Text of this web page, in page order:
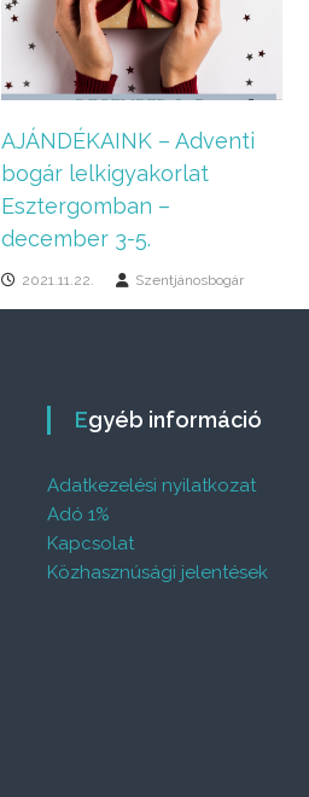
AJÁNDÉKAINK – Adventi
bogár lelkigyakorlat
Esztergomban –
december 3-5.
2021.11.22. Szentjánosbogár
Egyéb információ
Adatkezelési nyilatkozat
Adó 1%
Kapcsolat
Közhasznúsági jelentések